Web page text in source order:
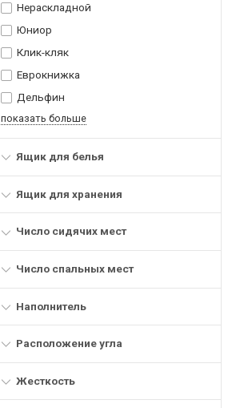
Нераскладной
Юниор
Клик-кляк
Еврокнижка
Дельфин
показать больше
Ящик для белья
Ящик для хранения
Число сидячих мест
Число спальных мест
Наполнитель
Расположение угла
Жесткость